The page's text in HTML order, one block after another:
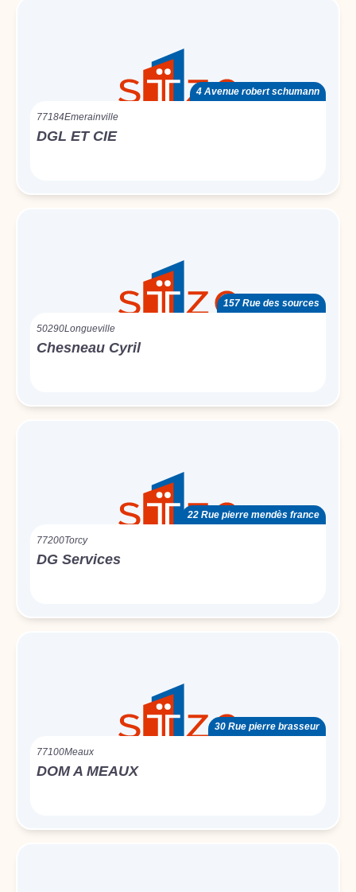
4 Avenue robert schumann
77184Emerainville
DGL ET CIE
157 Rue des sources
50290Longueville
Chesneau Cyril
22 Rue pierre mendès france
77200Torcy
DG Services
30 Rue pierre brasseur
77100Meaux
DOM A MEAUX